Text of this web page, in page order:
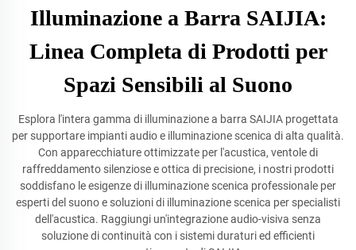
Illuminazione a Barra SAIJIA:
Linea Completa di Prodotti per
Spazi Sensibili al Suono
Esplora l'intera gamma di illuminazione a barra SAIJIA progettata
per supportare impianti audio e illuminazione scenica di alta qualità.
Con apparecchiature ottimizzate per l'acustica, ventole di
raffreddamento silenziose e ottica di precisione, i nostri prodotti
soddisfano le esigenze di illuminazione scenica professionale per
esperti del suono e soluzioni di illuminazione scenica per specialisti
dell'acustica. Raggiungi un'integrazione audio-visiva senza
soluzione di continuità con i sistemi duraturi ed efficienti